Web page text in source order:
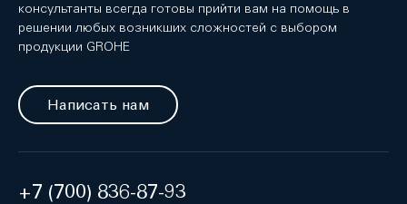
консультанты всегда готовы прийти вам на помощь в
решении любых возникших сложностей с выбором
продукции GROHE
Написать нам
+7 (700) 836-87-93